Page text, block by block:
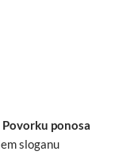
Povorku ponosa
sloganu